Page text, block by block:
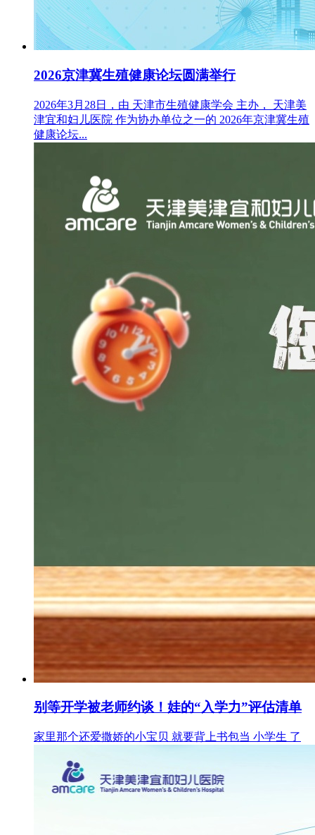
2026京津冀生殖健康论坛圆满举行
2026年3月28日，由 天津市生殖健康学会 主办， 天津美
津宜和妇儿医院 作为协办单位之一的 2026年京津冀生殖
健康论坛...
别等开学被老师约谈！娃的“入学力”评估清单
家里那个还爱撒娇的小宝贝 就要背上书包当 小学生 了